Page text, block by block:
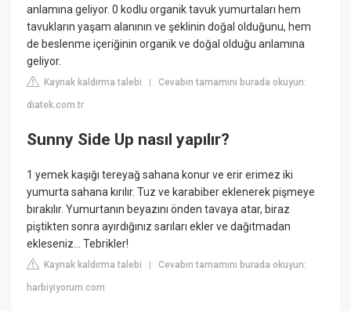
anlamına geliyor. 0 kodlu organik tavuk yumurtaları hem
tavukların yaşam alanının ve şeklinin doğal olduğunu, hem
de beslenme içeriğinin organik ve doğal olduğu anlamına
geliyor.
Kaynak kaldırma talebi |Cevabın tamamını burada okuyun:
diatek.com.tr
Sunny Side Up nasıl yapılır?
1 yemek kaşığı tereyağ sahana konur ve erir erimez iki
yumurta sahana kırılır. Tuz ve karabiber eklenerek pişmeye
bırakılır. Yumurtanın beyazını önden tavaya atar, biraz
piştikten sonra ayırdığınız sarıları ekler ve dağıtmadan
ekleseniz… Tebrikler!
Kaynak kaldırma talebi |Cevabın tamamını burada okuyun:
harbiyiyorum.com